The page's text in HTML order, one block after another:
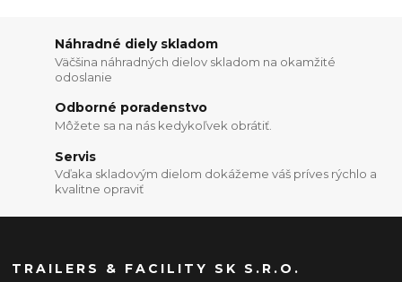
Náhradné diely skladom
Väčšina náhradných dielov skladom na okamžité
odoslanie
Odborné poradenstvo
Môžete sa na nás kedykoľvek obrátiť.
Servis
Vďaka skladovým dielom dokážeme váš príves rýchlo a
kvalitne opraviť
TRAILERS & FACILITY SK S.R.O.